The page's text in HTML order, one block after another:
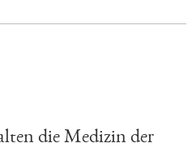
die Medizin der